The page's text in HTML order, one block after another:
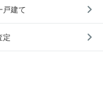
戸建て
定